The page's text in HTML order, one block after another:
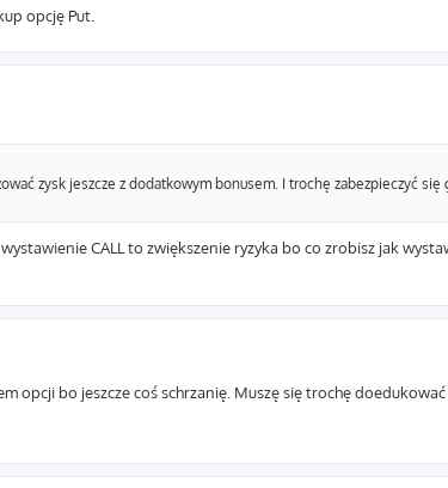
opcję Put.
zysk jeszcze z dodatkowym bonusem. I trochę zabezpieczyć
CALL to zwiększenie ryzyka bo co zrobisz jak
opcji bo jeszcze coś schrzanię. Muszę się trochę